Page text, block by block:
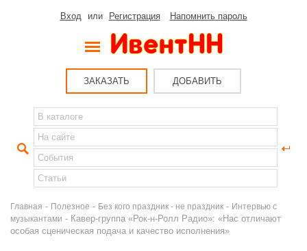
Вход или Регистрация Напомнить пароль
ЗАКАЗАТЬ ДОБАВИТЬ
Главная - Полезное - Без кого праздник - не праздник - Интервью с
музыкантами - Кавер-группа «Рок-н-Ролл Радио»: «Нас отличают
особая сценическая подача и качество исполнения»